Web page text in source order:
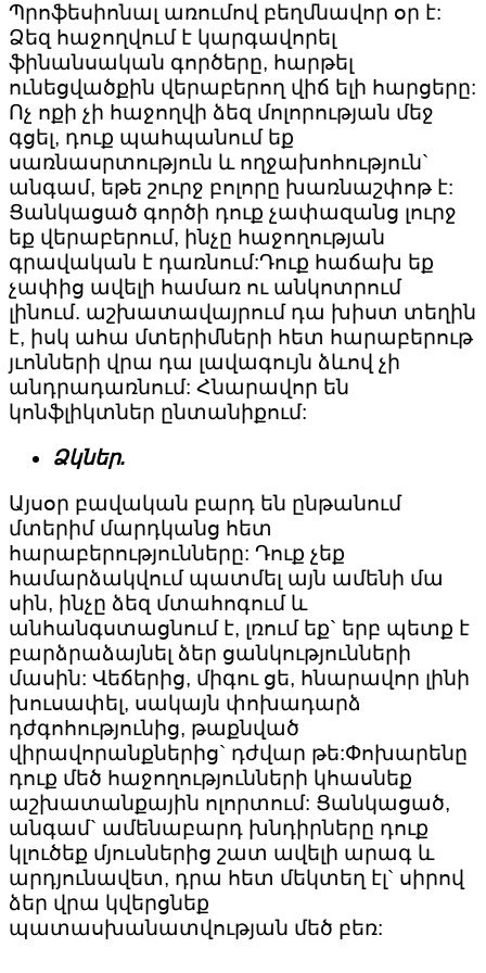
Պրոֆեսիոնալ առումով բեղմնավոր օր է:
Ձեզ հաջողվում է կարգավորել
ֆինանսական գործերը, հարթել
ունեցվածքին վերաբերող վիճ ելի հարցերը:
Ոչ ոքի չի հաջողվի ձեզ մոլորության մեջ
գցել, դուք պահպանում եք
սառնասրտություն և ողջախոհություն`
անգամ, եթե շուրջ բոլորը խառնաշփոթ է:
Ցանկացած գործի դուք չափազանց լուրջ
եք վերաբերում, ինչը հաջողության
գրավական է դառնում:Դուք հաճախ եք
չափից ավելի համառ ու անկոտրում
լինում. աշխատավայրում դա խիստ տեղին
է, իսկ ահա մտերիմների հետ հարաբերութ
յւոնների վրա դա լավագույն ձևով չի
անդրադառնում: Հնարավոր են
կոնֆլիկտներ ընտանիքում:
Ձկներ.
Այսօր բավական բարդ են ընթանում
մտերիմ մարդկանց հետ
հարաբերությունները: Դուք չեք
համարձակվում պատմել այն ամենի մա
սին, ինչը ձեզ մտահոգում և
անհանգստացնում է, լռում եք` երբ պետք է
բարձրաձայնել ձեր ցանկությունների
մասին: Վեճերից, միգու ցե, հնարավոր լինի
խուսափել, սակայն փոխադարձ
դժգոհությունից, թաքնված
վիրավորանքներից` դժվար թե:Փոխարենը
դուք մեծ հաջողությունների կհասնեք
աշխատանքային ոլորտում: Ցանկացած,
անգամ` ամենաբարդ խնդիրները դուք
կլուծեք մյուսներից շատ ավելի արագ և
արդյունավետ, դրա հետ մեկտեղ էլ` սիրով
ձեր վրա կվերցնեք
պատասխանատվության մեծ բեռ: